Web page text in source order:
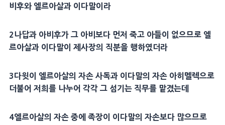
비후와 엘르아살과 이다말이라
2나답과 아비후가 그 아비보다 먼저 죽고 아들이 없으므로 엘
르아살과 이다말이 제사장의 직분을 행하였더라
3다윗이 엘르아살의 자손 사독과 이다말의 자손 아히멜렉으로
더불어 저희를 나누어 각각 그 섬기는 직무를 맡겼는데
4엘르아살의 자손 중에 족장이 이다말의 자손보다 많으므로